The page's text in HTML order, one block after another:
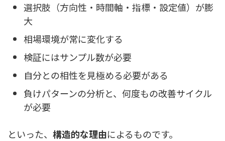
選択肢（方向性・時間軸・指標・設定値）が膨
大
相場環境が常に変化する
検証にはサンプル数が必要
自分との相性を見極める必要がある
負けパターンの分析と、何度もの改善サイクル
が必要
といった、 構造的な理由によるものです。